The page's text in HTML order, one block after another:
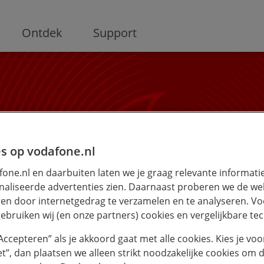
Ontdek Support
Hulp met je toestel
of Android smartphone instellen? Hier vind je de
op vodafone.nl
en daarbuiten laten we je graag relevante
advertenties zien. Daarnaast proberen we de
door internetgedrag te verzamelen en te analyseren.
wij (en onze partners) cookies en vergelijkbare
als je akkoord gaat met alle cookies. Kies je
dan plaatsen we alleen strikt noodzakelijke cookies om